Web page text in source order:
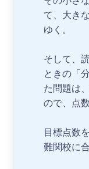
て、大き
ゆく。
そして、
ときの「
た問題は
ので、点
目標点数
難関校に